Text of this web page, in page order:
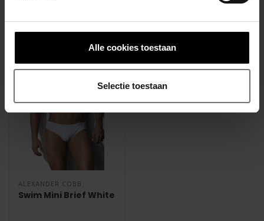
Alle cookies toestaan
Selectie toestaan
Gerelateerde producten
ALEXANDER COBB
Swim Mini Brief White